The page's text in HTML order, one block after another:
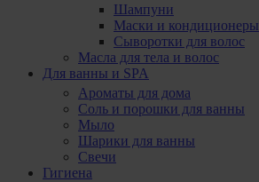
Шампуни
Маски и кондиционеры
Сыворотки для волос
Масла для тела и волос
Для ванны и SPA
Ароматы для дома
Соль и порошки для ванны
Мыло
Шарики для ванны
Свечи
Гигиена